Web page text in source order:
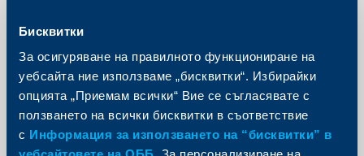
Бисквитки
За осигуряване на правилното функциониране на
уебсайта ние използваме „бисквитки“. Избирайки
опцията „Приемам всички“ Вие се съгласявате с
ползването на всички бисквитки в съответствие
с Информация за използването на “бисквитки” в
ценният капитал в дейността на банките и е
изключително важно те да имат ясно разбиране за
естеството на промяната, да я приемат, да участват в
нейното внедряване и развитие, както и да бъдат
Около това мнение се обединиха и останалите